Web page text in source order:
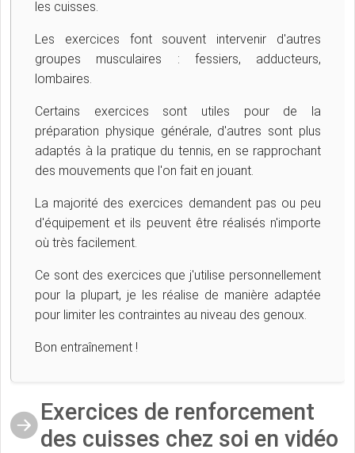
les cuisses.
Les exercices font souvent intervenir d'autres
groupes musculaires : fessiers, adducteurs,
lombaires.
Certains exercices sont utiles pour de la
préparation physique générale, d'autres sont plus
adaptés à la pratique du tennis, en se rapprochant
des mouvements que l'on fait en jouant.
La majorité des exercices demandent pas ou peu
d'équipement et ils peuvent être réalisés n'importe
où très facilement.
Ce sont des exercices que j'utilise personnellement
pour la plupart, je les réalise de manière adaptée
pour limiter les contraintes au niveau des genoux.
Bon entraînement !
Exercices de renforcement
des cuisses chez soi en vidéo